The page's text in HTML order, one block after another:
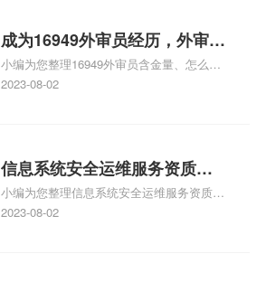
成为16949外审员经历，外审员
16949
小编为您整理16949外审员含金量、怎么才
能成为注册的TS16949:2009的外审员、我
2023-08-02
信息系统安全运维服务资质二
级费用，信息系统安全运维服
务资质二级
小编为您整理信息系统安全运维服务资质认
证证书机构有哪些、安全运维服务资质的费
2023-08-02